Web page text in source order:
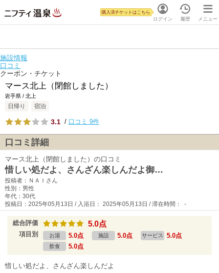
ログイン
購入済チケットはこちら
履歴 メニュー
施設情報
口コミ
クーポン・チケット
マース北上（閉館しました）
岩手県 / 北上
日帰り 宿泊
3.1 / 口コミ 9件
口コミ詳細
マース北上（閉館しました）の口コミ
惜しい処だよ、さんざん楽しんだよ御…
投稿者：ＮＡＩさん
性別：男性
年代：30代
投稿日：2025年05月13日 / 入浴日： 2025年05月13日 / 滞在時間： -
総合評価 5.0点
項目別 お湯 5.0点 施設 5.0点 サービス 5.0点
飲食 5.0点
惜しい処だよ、さんざん楽しんだよ